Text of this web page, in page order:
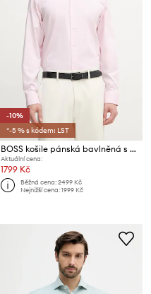
-10%
*-5 % s kódem: LST
BOSS košile pánská bavlněná s elastanem JOE
Aktuální cena:
1799 Kč
Běžná cena:2499 Kč
Nejnižší cena:1999 Kč